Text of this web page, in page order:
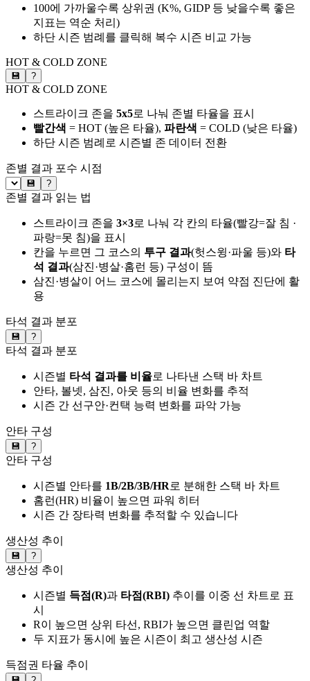
100에 가까울수록 상위권 (K%, GIDP 등 낮을수록 좋은
지표는 역순 처리)
하단 시즌 범례를 클릭해 복수 시즌 비교 가능
HOT & COLD ZONE
💾 ?
HOT & COLD ZONE
스트라이크 존을 5x5로 나눠 존별 타율을 표시
빨간색 = HOT (높은 타율), 파란색 = COLD (낮은 타율)
하단 시즌 범례로 시즌별 존 데이터 전환
존별 결과 포수 시점
💾 ?
존별 결과 읽는 법
스트라이크 존을 3×3로 나눠 각 칸의 타율(빨강=잘 침 ·
파랑=못 침)을 표시
칸을 누르면 그 코스의 투구 결과(헛스윙·파울 등)와 타
석 결과(삼진·병살·홈런 등) 구성이 뜸
삼진·병살이 어느 코스에 몰리는지 보여 약점 진단에 활
용
타석 결과 분포
💾 ?
타석 결과 분포
시즌별 타석 결과를 비율로 나타낸 스택 바 차트
안타, 볼넷, 삼진, 아웃 등의 비율 변화를 추적
시즌 간 선구안·컨택 능력 변화를 파악 가능
안타 구성
💾 ?
안타 구성
시즌별 안타를 1B/2B/3B/HR로 분해한 스택 바 차트
홈런(HR) 비율이 높으면 파워 히터
시즌 간 장타력 변화를 추적할 수 있습니다
생산성 추이
💾 ?
생산성 추이
시즌별 득점(R)과 타점(RBI) 추이를 이중 선 차트로 표
시
R이 높으면 상위 타선, RBI가 높으면 클린업 역할
두 지표가 동시에 높은 시즌이 최고 생산성 시즌
득점권 타율 추이